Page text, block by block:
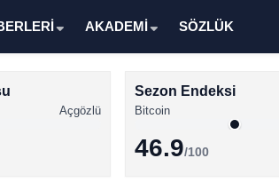
AKADEMİ SÖZLÜK
Açgözlü
Sezon Endeksi
Bitcoin
46.9/100